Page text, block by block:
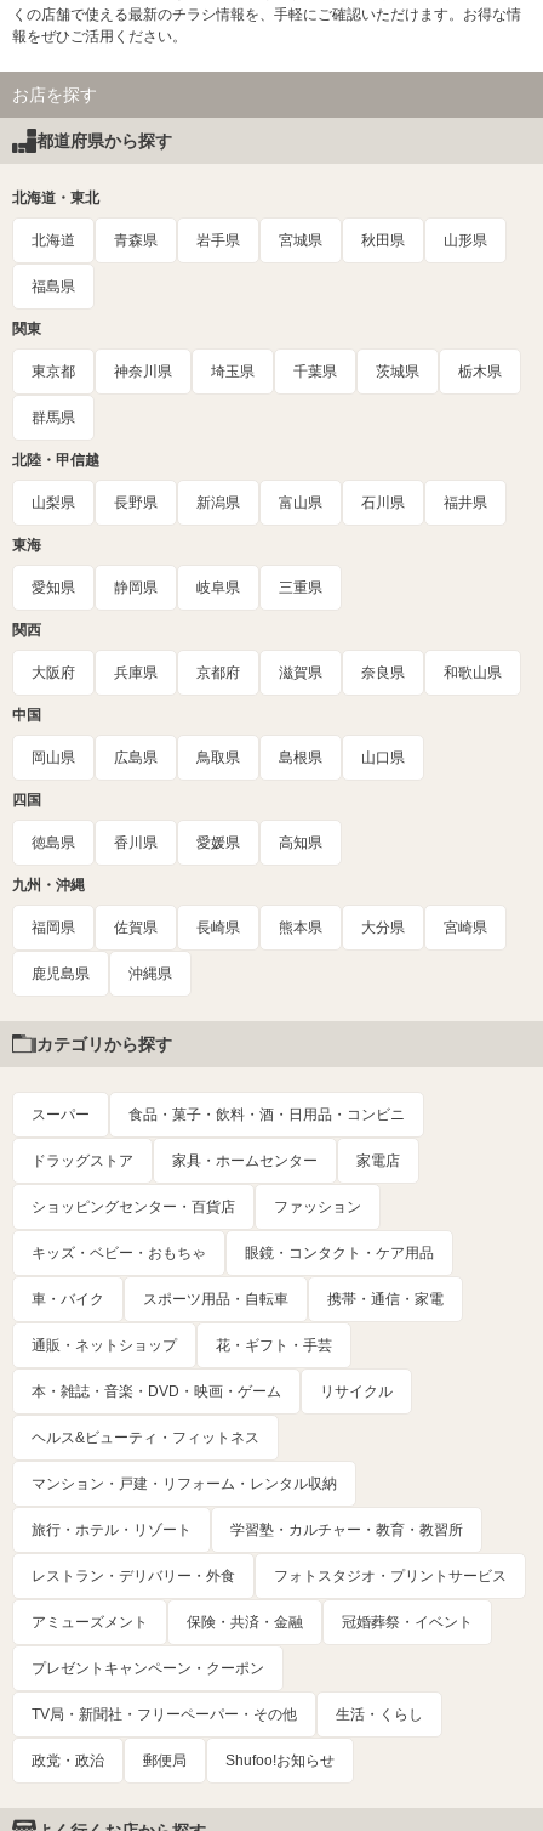
くの店舗で使える最新のチラシ情報を、手軽にご確認いただけます。お得な情
報をぜひご活用ください。
お店を探す
都道府県から探す
北海道・東北
北海道 青森県 岩手県 宮城県 秋田県 山形県
福島県
関東
東京都 神奈川県 埼玉県 千葉県 茨城県 栃木県
群馬県
北陸・甲信越
山梨県 長野県 新潟県 富山県 石川県 福井県
東海
愛知県 静岡県 岐阜県 三重県
関西
大阪府 兵庫県 京都府 滋賀県 奈良県 和歌山県
中国
岡山県 広島県 鳥取県 島根県 山口県
四国
徳島県 香川県 愛媛県 高知県
九州・沖縄
福岡県 佐賀県 長崎県 熊本県 大分県 宮崎県
鹿児島県 沖縄県
カテゴリから探す
スーパー 食品・菓子・飲料・酒・日用品・コンビニ
ドラッグストア 家具・ホームセンター 家電店
ショッピングセンター・百貨店 ファッション
キッズ・ベビー・おもちゃ 眼鏡・コンタクト・ケア用品
車・バイク スポーツ用品・自転車 携帯・通信・家電
通販・ネットショップ 花・ギフト・手芸
本・雑誌・音楽・DVD・映画・ゲーム リサイクル
ヘルス&ビューティ・フィットネス
マンション・戸建・リフォーム・レンタル収納
旅行・ホテル・リゾート 学習塾・カルチャー・教育・教習所
レストラン・デリバリー・外食 フォトスタジオ・プリントサービス
アミューズメント 保険・共済・金融 冠婚葬祭・イベント
プレゼントキャンペーン・クーポン
TV局・新聞社・フリーペーパー・その他 生活・くらし
政党・政治 郵便局 Shufoo!お知らせ